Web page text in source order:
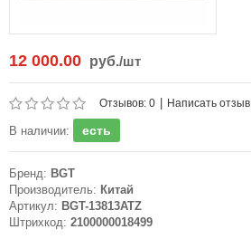
12 000.00 руб./шт
Отзывов: 0 Написать отзыв
В наличии: есть
Бренд: BGT
Производитель: Китай
Артикул: BGT-13813ATZ
Штрихкод: 2100000018499